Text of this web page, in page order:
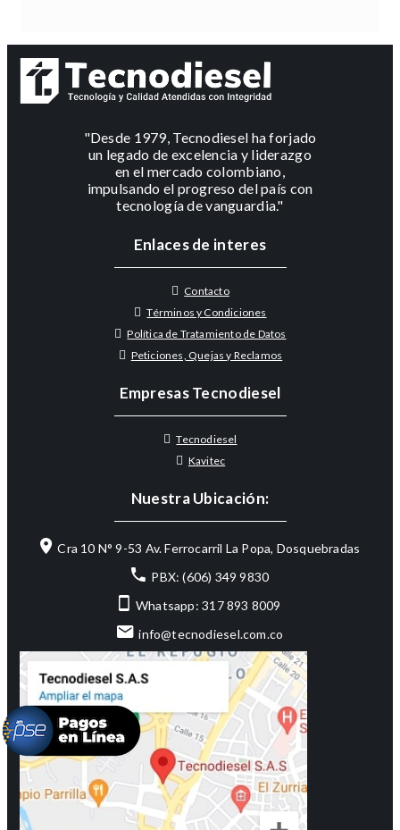
"Desde 1979, Tecnodiesel ha forjado
un legado de excelencia y liderazgo
en el mercado colombiano,
impulsando el progreso del país con
tecnología de vanguardia."
Enlaces de interes
Contacto
Términos y Condiciones
Política de Tratamiento de Datos
Peticiones, Quejas y Reclamos
Empresas Tecnodiesel
Tecnodiesel
Kavitec
Nuestra Ubicación:
Cra 10 N° 9-53 Av. Ferrocarril La Popa, Dosquebradas
PBX: (606) 349 9830
Whatsapp: 317 893 8009
info@tecnodiesel.com.co